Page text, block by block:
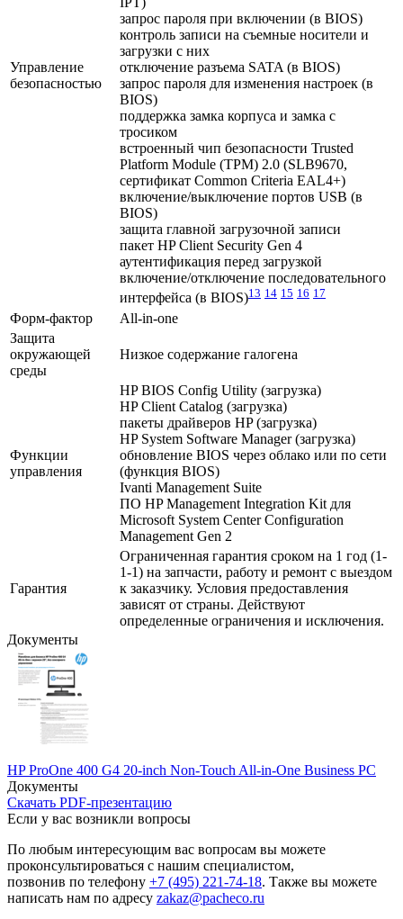
Управление
безопасностью
запрос пароля при включении (в BIOS)
контроль записи на съемные носители и
загрузки с них
отключение разъема SATA (в BIOS)
запрос пароля для изменения настроек (в
BIOS)
поддержка замка корпуса и замка с
тросиком
встроенный чип безопасности Trusted
Platform Module (TPM) 2.0 (SLB9670,
сертификат Common Criteria EAL4+)
включение/выключение портов USB (в
BIOS)
защита главной загрузочной записи
пакет HP Client Security Gen 4
аутентификация перед загрузкой
включение/отключение последовательного
интерфейса (в BIOS)13 14 15 16 17
Форм-фактор
All-in-one
Защита
окружающей
среды
Низкое содержание галогена
Функции
управления
HP BIOS Config Utility (загрузка)
HP Client Catalog (загрузка)
пакеты драйверов HP (загрузка)
HP System Software Manager (загрузка)
обновление BIOS через облако или по сети
(функция BIOS)
Ivanti Management Suite
ПО HP Management Integration Kit для
Microsoft System Center Configuration
Management Gen 2
Гарантия
Ограниченная гарантия сроком на 1 год (1-
1-1) на запчасти, работу и ремонт с выездом
к заказчику. Условия предоставления
зависят от страны. Действуют
определенные ограничения и исключения.
Документы
HP ProOne 400 G4 20-inch Non-Touch All-in-One Business PC
Документы
Скачать PDF-презентацию
Если у вас возникли вопросы
По любым интересующим вас вопросам вы можете
проконсультироваться с нашим специалистом,
позвонив по телефону +7 (495) 221-74-18. Также вы можете
написать нам по адресу zakaz@pacheco.ru